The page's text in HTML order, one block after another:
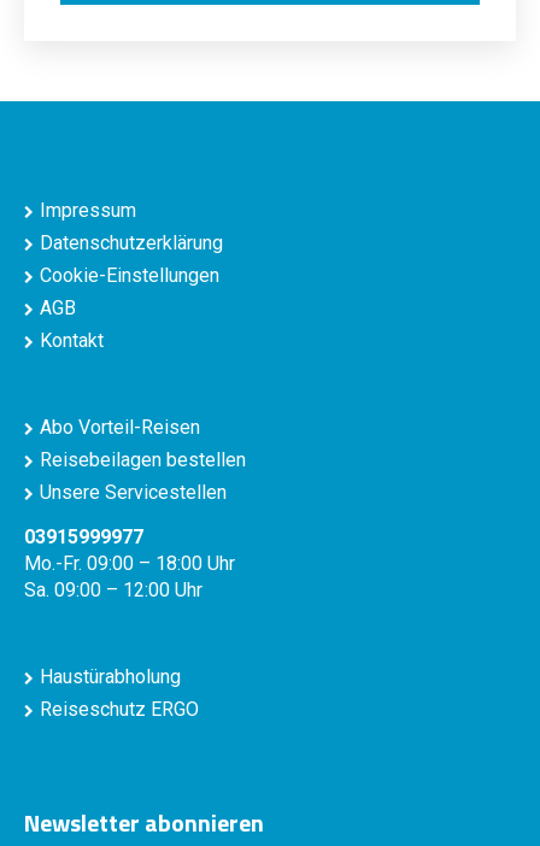
Impressum
Datenschutzerklärung
Cookie-Einstellungen
AGB
Kontakt
Abo Vorteil-Reisen
Reisebeilagen bestellen
Unsere Servicestellen
03915999977
Mo.-Fr. 09:00 – 18:00 Uhr
Sa. 09:00 – 12:00 Uhr
Haustürabholung
Reiseschutz ERGO
Newsletter abonnieren